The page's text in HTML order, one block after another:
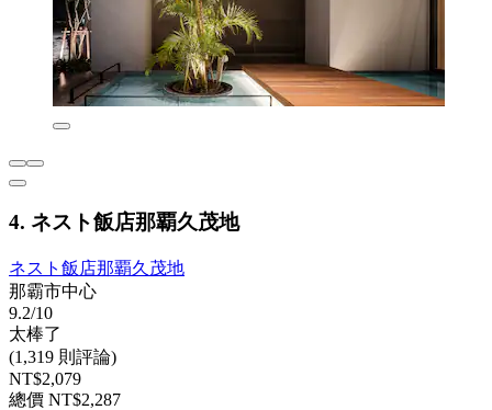
4. ネスト飯店那覇久茂地
ネスト飯店那覇久茂地
那霸市中心
9.2/10
太棒了
(1,319 則評論)
NT$2,079
總價 NT$2,287